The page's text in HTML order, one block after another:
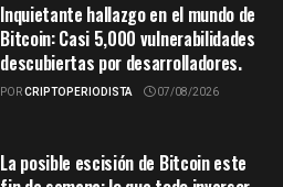
Inquietante hallazgo en el mundo de
Bitcoin: Casi 5,000 vulnerabilidades
descubiertas por desarrolladores.
PORCRIPTOPERIODISTA 07/08/2026
La posible escisión de Bitcoin este